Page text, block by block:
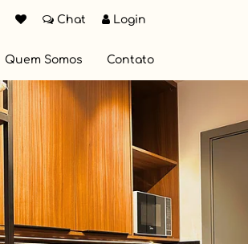
Chat Login
Quem Somos Contato